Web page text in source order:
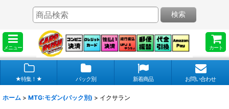
メニュー カート
検索
★特集！★ パック別 新着商品 お問い合わせ
ホーム > MTG:モダン(パック別) > イクサラン